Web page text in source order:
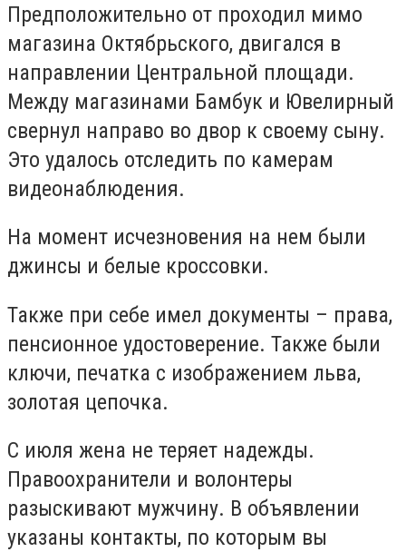
Предположительно от проходил мимо
магазина Октябрьского, двигался в
направлении Центральной площади.
Между магазинами Бамбук и Ювелирный
свернул направо во двор к своему сыну.
Это удалось отследить по камерам
видеонаблюдения.
На момент исчезновения на нем были
джинсы и белые кроссовки.
Также при себе имел документы – права,
пенсионное удостоверение. Также были
ключи, печатка с изображением льва,
золотая цепочка.
С июля жена не теряет надежды.
Правоохранители и волонтеры
разыскивают мужчину. В объявлении
указаны контакты, по которым вы